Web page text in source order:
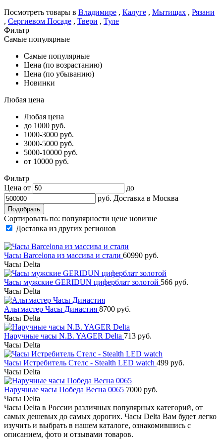
Посмотреть товары в Владимире , Калуге , Мытищах , Рязани
, Сергиевом Посаде , Твери , Туле
Фильтр
Самые популярные
Самые популярные
Цена (по возрастанию)
Цена (по убыванию)
Новинки
Любая цена
Любая цена
до 1000 руб.
1000-3000 руб.
3000-5000 руб.
5000-10000 руб.
от 10000 руб.
Фильтр
Цена от
до
руб. Доставка в Москва
Сортировать по: популярности цене новизне
Доставка из других регионов
Часы Barcelona из массива и стали 60990 руб.
Часы Delta
Часы мужские GERIDUN циферблат золотой 566 руб.
Часы Delta
Альтмастер Часы Династия 8700 руб.
Часы Delta
Наручные часы N.B. YAGER Delta 713 руб.
Часы Delta
Часы Истребитель Стелс - Stealth LED watch 499 руб.
Часы Delta
Наручные часы Победа Весна 0065 7000 руб.
Часы Delta
Часы Delta в России различных популярных категорий, от
самых дешевых до самых дорогих. Часы Delta Вам будет легко
изучить и выбрать в нашем каталоге, ознакомившись с
описанием, фото и отзывами товаров.